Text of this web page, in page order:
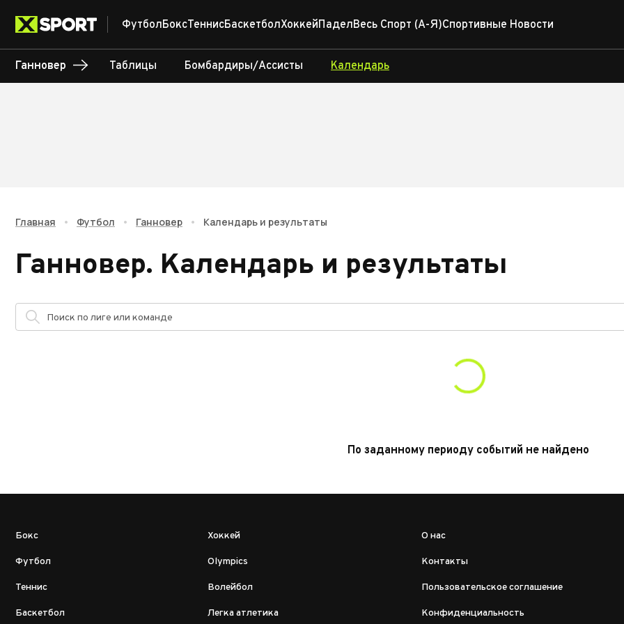
ФутболБоксТеннисБаскетболХоккейПаделВесь Спорт (А-Я)Спортивные Новости
Ганновер Таблицы Бомбардиры/Ассисты Календарь
Главная • Футбол • Ганновер • Календарь и результаты
Ганновер. Календарь и результаты
По заданному периоду событий не найдено
Бокс
Футбол
Теннис
Баскетбол
Хоккей
Olympics
Волейбол
Легка атлетика
О нас
Контакты
Пользовательское соглашение
Конфиденциальность